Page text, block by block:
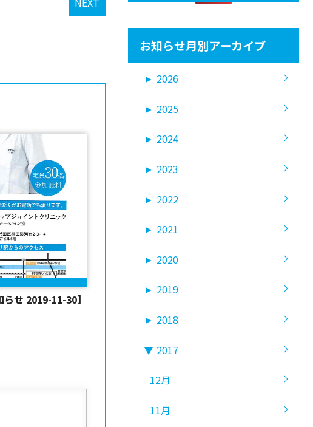
せ 2019-11-30】
お知らせ月別アーカイブ
► 2026
► 2025
► 2024
► 2023
► 2022
► 2021
► 2020
► 2019
► 2018
▼ 2017
12月
11月